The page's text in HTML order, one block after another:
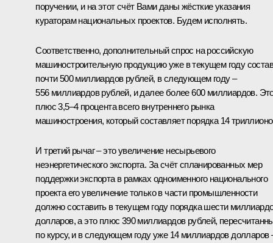
поручении, и на этот счёт Вами даны жёсткие указания
кураторам национальных проектов. Будем исполнять.
Соответственно, дополнительный спрос на российскую
машиностроительную продукцию уже в текущем году
почти 500 миллиардов рублей, в следующем году –
556 миллиардов рублей, и далее более 600 миллиардов.
плюс 3,5–4 процента всего внутреннего рынка
машиностроения, который составляет порядка 14
И третий рычаг – это увеличение несырьевого
неэнергетического экспорта. За счёт спланированных мер
поддержки экспорта в рамках одноименного национального
проекта его увеличение только в части промышленности
должно составить в текущем году порядка шести
долларов, а это плюс 390 миллиардов рублей,
по курсу, и в следующем году уже 14 миллиардов долларов